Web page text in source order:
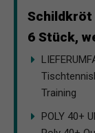
Schildkröt
6 Stück,
Training
POLY 40+